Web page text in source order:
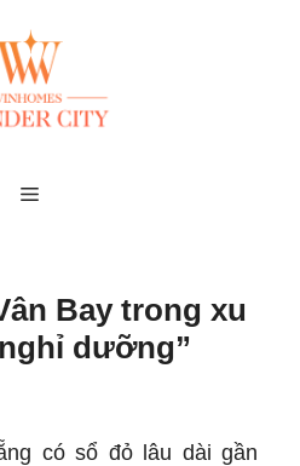
MENU
Bay trong xu
dưỡng”
có sổ đỏ lâu dài gần